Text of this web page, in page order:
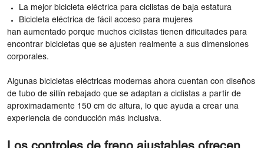
La mejor bicicleta eléctrica para ciclistas de baja estatura
Bicicleta eléctrica de fácil acceso para mujeres
han aumentado porque muchos ciclistas tienen dificultades para
encontrar bicicletas que se ajusten realmente a sus dimensiones
corporales.
Algunas bicicletas eléctricas modernas ahora cuentan con diseños
de tubo de sillín rebajado que se adaptan a ciclistas a partir de
aproximadamente 150 cm de altura, lo que ayuda a crear una
experiencia de conducción más inclusiva.